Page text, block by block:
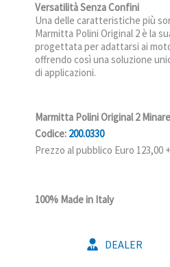
Versatilità Senza Confini
Una delle caratteristiche più
Marmitta Polini Original 2 è la
progettata per adattarsi ai
offrendo così una soluzione
di applicazioni.
Marmitta Polini Original 2
Codice: 200.0330
Prezzo al pubblico Euro 123,00
100% Made in Italy
DEALER